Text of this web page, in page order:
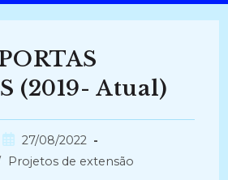
(2019- Atual)
Post
publicado:
27/08/2022
Projetos de extensão